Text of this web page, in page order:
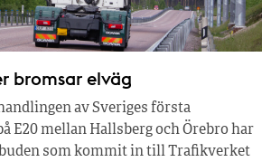
bromsar elväg
av Sveriges första
E20 mellan Hallsberg och Örebro har
som kommit in till Trafikverket